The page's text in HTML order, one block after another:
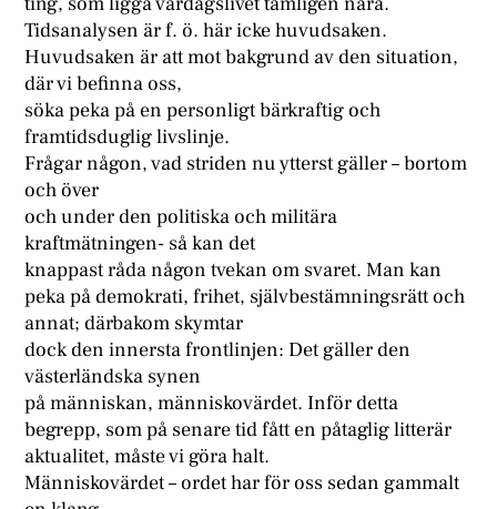
Tidsanalysen är f. ö. här icke huvudsaken.
Huvudsaken är att mot bakgrund av den situation,
där vi befinna oss,
söka peka på en personligt bärkraftig och
framtidsduglig livslinje.
Frågar någon, vad striden nu ytterst gäller – bortom
och över
och under den politiska och militära
kraftmätningen- så kan det
knappast råda någon tvekan om svaret. Man kan
peka på demokrati, frihet, självbestämningsrätt och
annat; därbakom skymtar
dock den innersta frontlinjen: Det gäller den
västerländska synen
på människan, människovärdet. Inför detta
begrepp, som på senare tid fått en påtaglig litterär
aktualitet, måste vi göra halt.
Människovärdet – ordet har för oss sedan gammalt